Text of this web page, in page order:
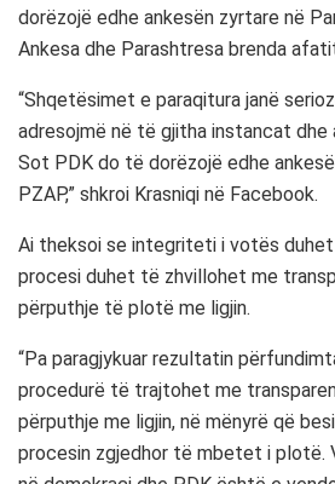
dorëzojë edhe ankesën zyrtare në
Ankesa dhe Parashtresa brenda
“Shqetësimet e paraqitura janë
adresojmë në të gjitha instancat dhe
Sot PDK do të dorëzojë edhe
PZAP,” shkroi Krasniqi në Facebook.
Ai theksoi se integriteti i votës
procesi duhet të zhvillohet me
përputhje të plotë me ligjin.
“Pa paragjykuar rezultatin
procedurë të trajtohet me
përputhje me ligjin, në mënyrë që
procesin zgjedhor të mbetet i plotë.